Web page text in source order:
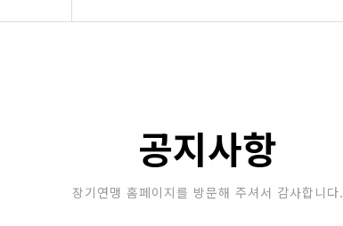
공지사항
장기연맹 홈페이지를 방문해 주셔서 감사합니다.